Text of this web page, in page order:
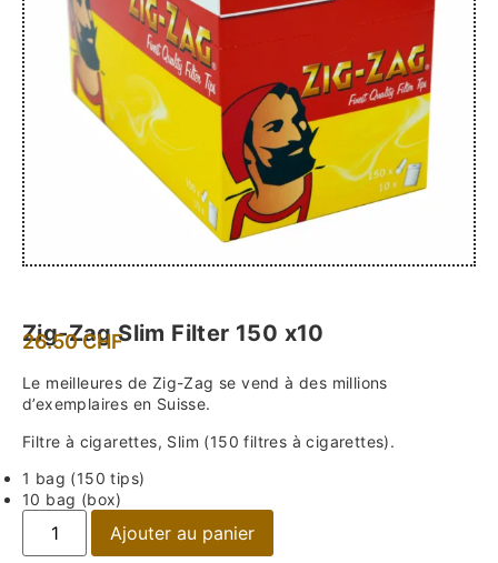
Zig-Zag Slim Filter 150 x10
26.50CHF
Le meilleures de Zig-Zag se vend à des millions
d’exemplaires en Suisse.
Filtre à cigarettes, Slim (150 filtres à cigarettes).
1 bag (150 tips)
10 bag (box)
Ajouter au panier